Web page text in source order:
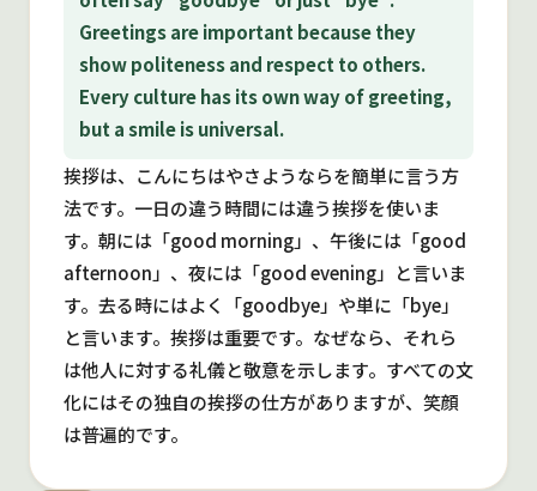
Greetings are important because they
show politeness and respect to others.
Every culture has its own way of greeting,
but a smile is universal.
挨拶は、こんにちはやさようならを簡単に言う方
法です。一日の違う時間には違う挨拶を使いま
す。朝には「good morning」、午後には「good
afternoon」、夜には「good evening」と言いま
す。去る時にはよく「goodbye」や単に「bye」
と言います。挨拶は重要です。なぜなら、それら
は他人に対する礼儀と敬意を示します。すべての文
化にはその独自の挨拶の仕方がありますが、笑顔
は普遍的です。